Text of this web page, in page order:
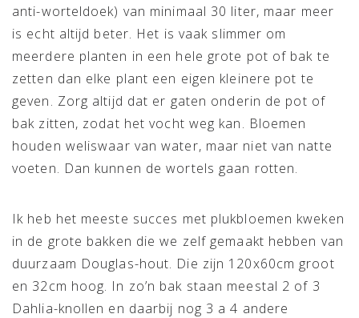
anti-worteldoek) van minimaal 30 liter, maar meer
is echt altijd beter. Het is vaak slimmer om
meerdere planten in een hele grote pot of bak te
zetten dan elke plant een eigen kleinere pot te
geven. Zorg altijd dat er gaten onderin de pot of
bak zitten, zodat het vocht weg kan. Bloemen
houden weliswaar van water, maar niet van natte
voeten. Dan kunnen de wortels gaan rotten.
Ik heb het meeste succes met plukbloemen kweken
in de grote bakken die we zelf gemaakt hebben van
duurzaam Douglas-hout. Die zijn 120x60cm groot
en 32cm hoog. In zo’n bak staan meestal 2 of 3
Dahlia-knollen en daarbij nog 3 a 4 andere